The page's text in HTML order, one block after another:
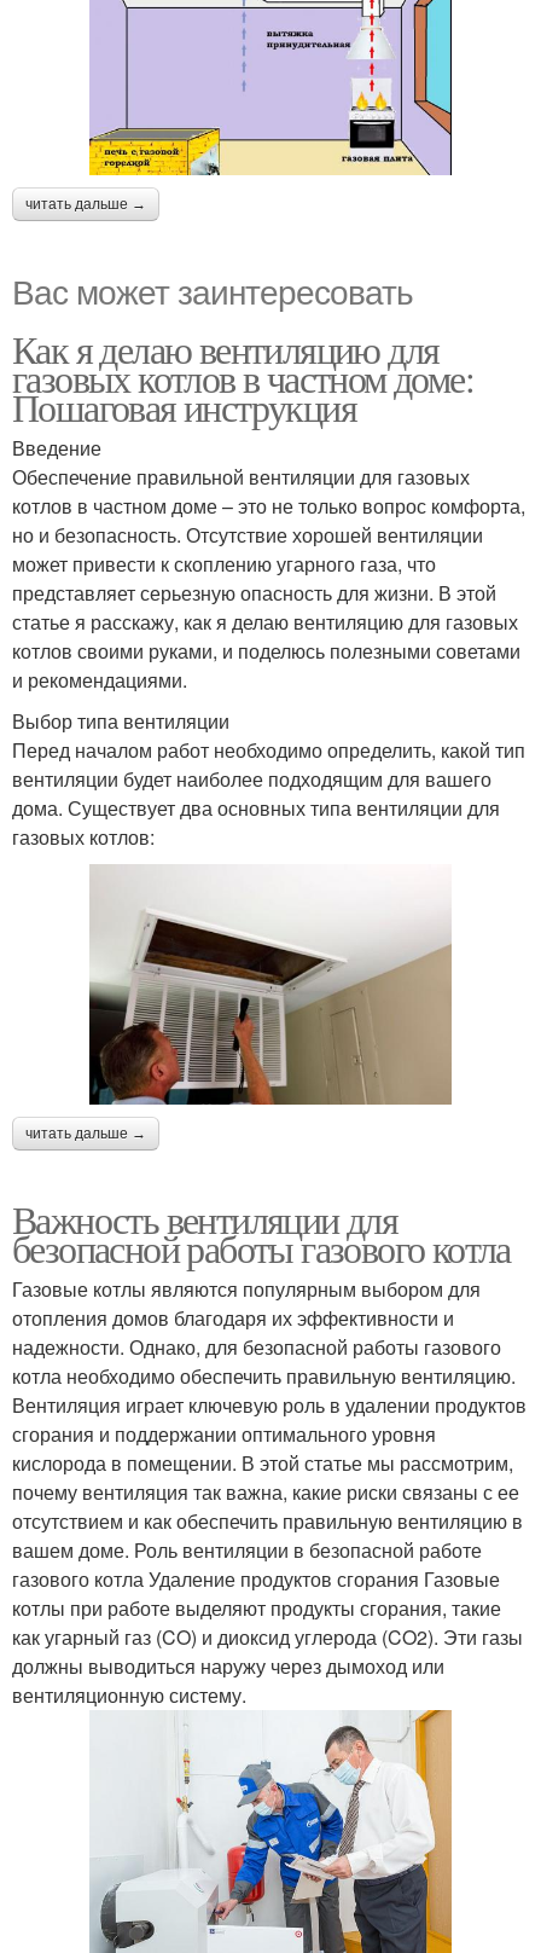
читать дальше →
Вас может заинтересовать
Как я делаю вентиляцию для
газовых котлов в частном доме:
Пошаговая инструкция
Введение
Обеспечение правильной вентиляции для газовых
котлов в частном доме – это не только вопрос комфорта,
но и безопасность. Отсутствие хорошей вентиляции
может привести к скоплению угарного газа, что
представляет серьезную опасность для жизни. В этой
статье я расскажу, как я делаю вентиляцию для газовых
котлов своими руками, и поделюсь полезными советами
и рекомендациями.
Выбор типа вентиляции
Перед началом работ необходимо определить, какой тип
вентиляции будет наиболее подходящим для вашего
дома. Существует два основных типа вентиляции для
газовых котлов:
читать дальше →
Важность вентиляции для
безопасной работы газового котла
Газовые котлы являются популярным выбором для
отопления домов благодаря их эффективности и
надежности. Однако, для безопасной работы газового
котла необходимо обеспечить правильную вентиляцию.
Вентиляция играет ключевую роль в удалении продуктов
сгорания и поддержании оптимального уровня
кислорода в помещении. В этой статье мы рассмотрим,
почему вентиляция так важна, какие риски связаны с ее
отсутствием и как обеспечить правильную вентиляцию в
вашем доме. Роль вентиляции в безопасной работе
газового котла Удаление продуктов сгорания Газовые
котлы при работе выделяют продукты сгорания, такие
как угарный газ (CO) и диоксид углерода (CO2). Эти газы
должны выводиться наружу через дымоход или
вентиляционную систему.